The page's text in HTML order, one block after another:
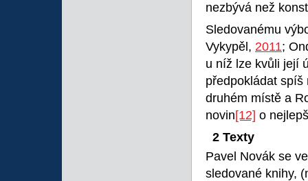
nezbývá než
Sledovanému
Vykypěl, 2011;
u níž lze kvůli její
předpokládat
druhém místě a
novin[12] o
2 Texty
Pavel Novák se
sledované knihy,